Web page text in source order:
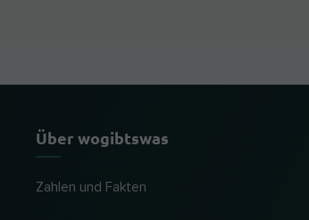
Über wogibtswas
Zahlen und Fakten